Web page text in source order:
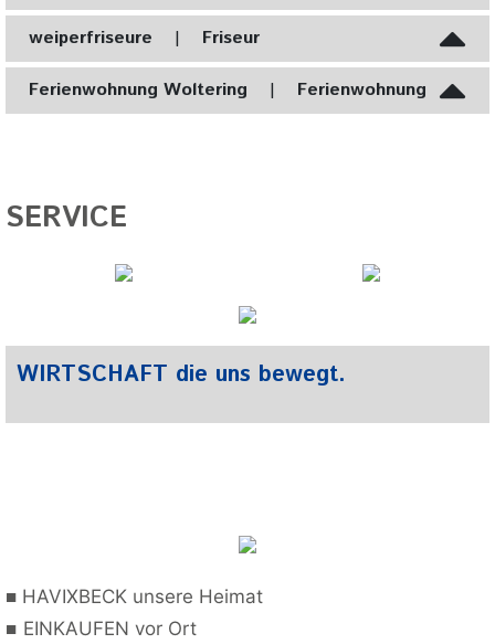
weiperfriseure | Friseur
Ferienwohnung Woltering | Ferienwohnung
SERVICE
WIRTSCHAFT die uns bewegt.
■ HAVIXBECK unsere Heimat
■ EINKAUFEN vor Ort